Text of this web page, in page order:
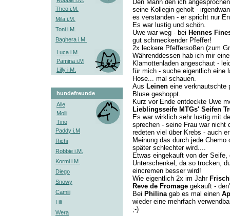
Theo i.M.
Mila i.M.
Toni i.M.
Baghera i.M.
Luca i.M.
Pamina i.M
Lilly i.M.
hundefreunde
Alle
Molli
Tino
Paddy i.M
Richi
Robbie i.M.
Kormi i.M.
Diego
Snowy
Camiii
Lili
Wera
Den Mann den ich
seine Kollegin geholt -
es verstanden - er spricht nur
Es war lustig und schön.
Uwe war weg - bei Hennes
gut schmeckender Pfeffer!
2x leckere Pfeffersoßen (zum
Währenddessen hab ich mir
Klamottenladen angeschaut -
für mich - suche eigentlich eine
Hose... mal schauen.
Aus Leinen eine verknautschte
Bluse geshoppt.
Kurz vor Ende entdeckte Uwe
Lieblingsseife MTGs' Seifen
Es war wirklich sehr lustig mit
sprechen - seine Frau war nicht
redeten viel über Krebs - auch
Meinung das durch jede Chemo
später schlechter wird....
Etwas eingekauft von der Seife,
Unterschenkel, da so trocken,
eincremen besser wird!
Wie eigentlich 2x im Jahr
Reve de Fromage gekauft -
Bei Philinagab es mal einen
wieder eine mehrfach
;-)